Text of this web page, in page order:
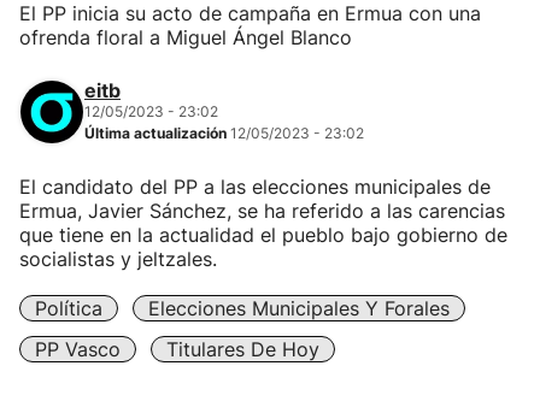
El PP inicia su acto de campaña en Ermua con una
ofrenda floral a Miguel Ángel Blanco
eitb
12/05/2023 - 23:02
Última actualización 12/05/2023 - 23:02
El candidato del PP a las elecciones municipales de
Ermua, Javier Sánchez, se ha referido a las carencias
que tiene en la actualidad el pueblo bajo gobierno de
socialistas y jeltzales.
Política
Elecciones Municipales Y Forales
PP Vasco
Titulares De Hoy